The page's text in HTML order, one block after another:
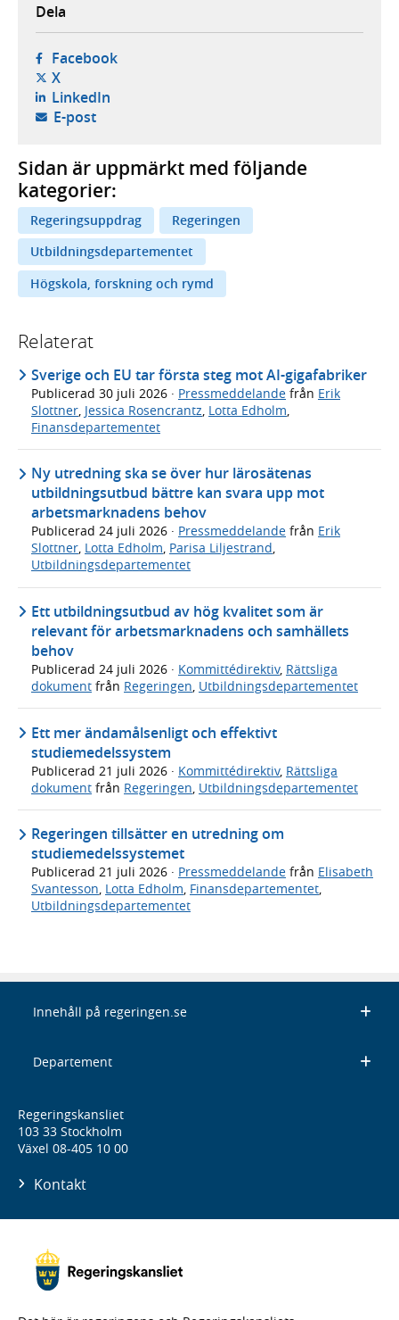
Dela
Facebook- öppnas i ny flik, extern webbplats,
X- öppnas i ny flik, extern webbplats,
LinkedIn- öppnas i ny flik, extern webbplats,
E-post- öppnar din e-postklient,
Sidan är uppmärkt med följande
kategorier:
Regeringsuppdrag
Regeringen
Utbildningsdepartementet
Högskola, forskning och rymd
Relaterat
Sverige och EU tar första steg mot AI-gigafabriker
Publicerad 30 juli 2026 · Pressmeddelande från Erik
Slottner, Jessica Rosencrantz, Lotta Edholm,
Finansdepartementet
Ny utredning ska se över hur lärosätenas
utbildningsutbud bättre kan svara upp mot
arbetsmarknadens behov
Publicerad 24 juli 2026 · Pressmeddelande från Erik
Slottner, Lotta Edholm, Parisa Liljestrand,
Utbildningsdepartementet
Ett utbildningsutbud av hög kvalitet som är
relevant för arbetsmarknadens och samhällets
behov
Publicerad 24 juli 2026 · Kommittédirektiv, Rättsliga
dokument från Regeringen, Utbildningsdepartementet
Ett mer ändamålsenligt och effektivt
studiemedelssystem
Publicerad 21 juli 2026 · Kommittédirektiv, Rättsliga
dokument från Regeringen Utbildningsdepartementet
Regeringen tillsätter en utredning om
studiemedelssystemet
Publicerad 21 juli 2026 · Pressmeddelande från Elisabeth
Svantesson, Lotta Edholm, Finansdepartementet,
Utbildningsdepartementet
Innehåll på regeringen.se
Departement
Regeringskansliet
103 33 Stockholm
Växel 08-405 10 00
Kontakt